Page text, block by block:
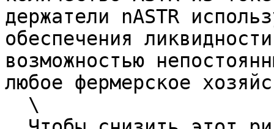
держатели nASTR
обеспечения
возможностью
любое фермерское